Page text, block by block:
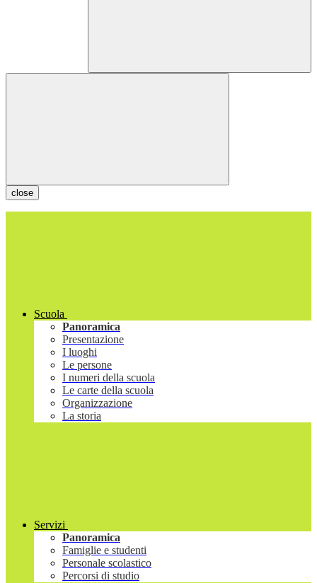
close
Scuola
Panoramica
Presentazione
I luoghi
Le persone
I numeri della scuola
Le carte della scuola
Organizzazione
La storia
Servizi
Panoramica
Famiglie e studenti
Personale scolastico
Percorsi di studio